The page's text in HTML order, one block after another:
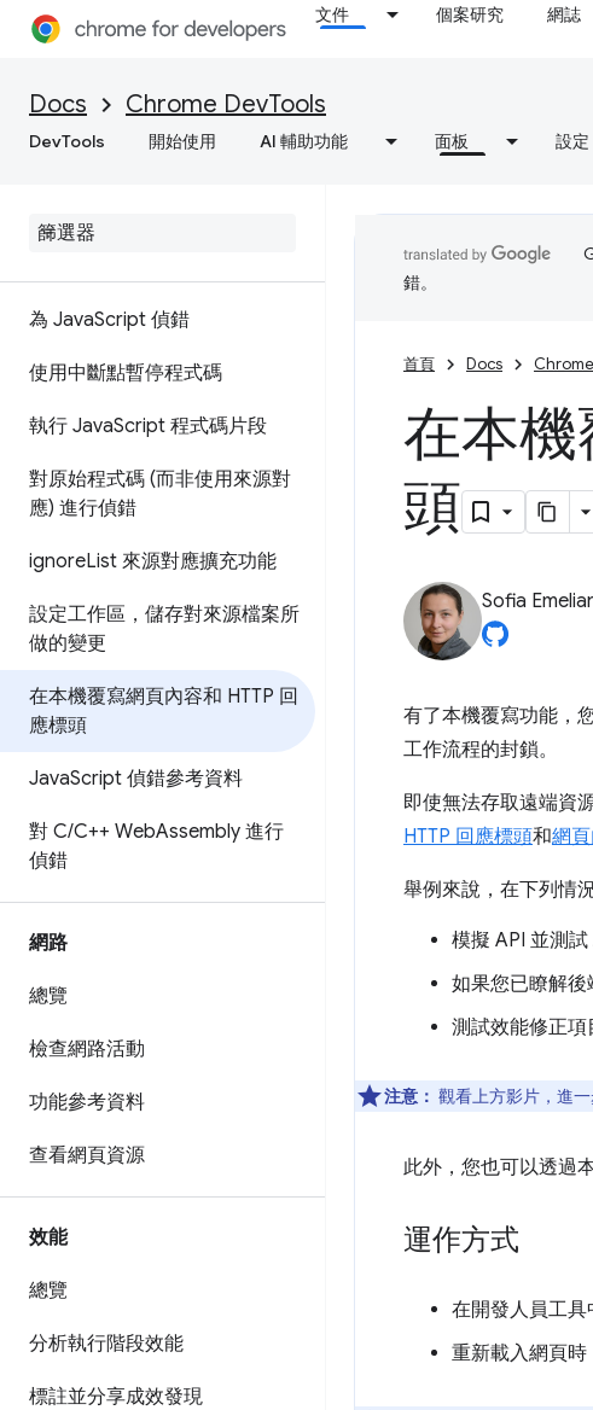
文件 個案研究 網誌
Docs Chrome DevTools
DevTools 開始使用 AI 輔助功能 面板 設定
功能參考資料
公用程式 API 參考資料
為 JavaScript 偵錯
使用中斷點暫停程式碼
執行 JavaScript 程式碼片段
對原始程式碼 (而非使用來源對
應) 進行偵錯
ignoreList 來源對應擴充功能
設定工作區，儲存對來源檔案所
做的變更
在本機覆寫網頁內容和 HTTP 回
應標頭
JavaScript 偵錯參考資料
對 C/C++ WebAssembly 進行
偵錯
網路
總覽
檢查網路活動
功能參考資料
查看網頁資源
效能
總覽
分析執行階段效能
標註並分享成效發現
錯。
首頁 Docs
在本機
頭
Sofia
有了本機覆寫功能，
工作流程的封鎖。
即使無法存取遠端資
HTTP 回應標頭和網
舉例來說，在下列情
模擬 API 並測試
如果您已瞭解後
測試效能修正項
注意： 觀看上方影片，進一
此外，您也可以透過
運作方式
在開發人員工具
重新載入網頁時